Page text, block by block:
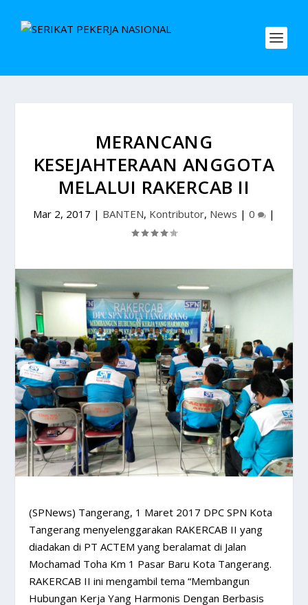
MERANCANG
KESEJAHTERAAN ANGGOTA
MELALUI RAKERCAB II
Mar 2, 2017 | BANTEN, Kontributor, News | 0 |
(SPNews) Tangerang, 1 Maret 2017 DPC SPN Kota
Tangerang menyelenggarakan RAKERCAB II yang
diadakan di PT ACTEM yang beralamat di Jalan
Mochamad Toha Km 1 Pasar Baru Kota Tangerang.
RAKERCAB II ini mengambil tema “Membangun
Hubungan Kerja Yang Harmonis Dengan Berbasis